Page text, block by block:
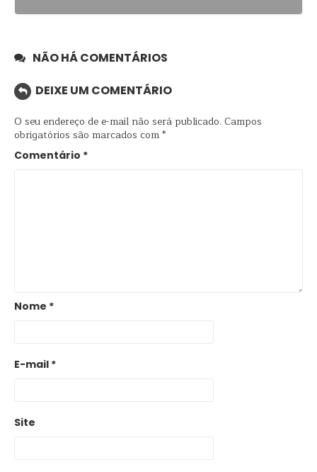
NÃO HÁ COMENTÁRIOS
DEIXE UM COMENTÁRIO
O seu endereço de e-mail não será publicado. Campos
obrigatórios são marcados com*
Comentário *
Nome *
E-mail *
Site